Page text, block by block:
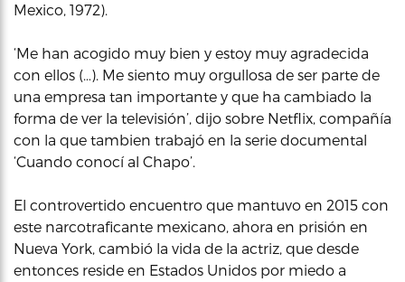
Mexico, 1972).
‘Me han acogido muy bien y estoy muy agradecida
con ellos (…). Me siento muy orgullosa de ser parte de
una empresa tan importante y que ha cambiado la
forma de ver la televisión’, dijo sobre Netflix, compañía
con la que tambien trabajó en la serie documental
‘Cuando conocí al Chapo’.
El controvertido encuentro que mantuvo en 2015 con
este narcotraficante mexicano, ahora en prisión en
Nueva York, cambió la vida de la actriz, que desde
entonces reside en Estados Unidos por miedo a